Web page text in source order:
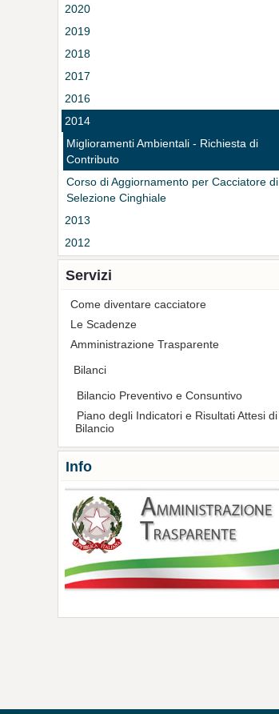
2020
2019
2018
2017
2016
2014
Miglioramenti Ambientali - Richiesta di
Contributo
Corso di Aggiornamento per Cacciatore di
Selezione Cinghiale
2013
2012
Servizi
Come diventare cacciatore
Le Scadenze
Amministrazione Trasparente
Bilanci
Bilancio Preventivo e Consuntivo
Piano degli Indicatori e Risultati Attesi di
Bilancio
Info